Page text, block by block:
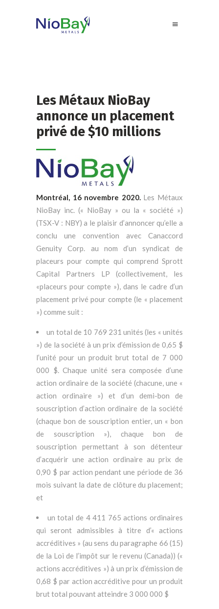
Les Métaux NioBay
annonce un placement
privé de $10 millions
Montréal, 16 novembre 2020.Les Métaux
NioBay inc. (« NioBay » ou la « société »)
(TSX-V : NBY) a le plaisir d’annoncer qu’elle a
conclu une convention avec Canaccord
Genuity Corp. au nom d’un syndicat de
placeurs pour compte qui comprend Sprott
Capital Partners LP (collectivement, les
«placeurs pour compte »), dans le cadre d’un
placement privé pour compte (le « placement
») comme suit :
un total de 10 769 231 unités (les « unités
») de la société à un prix d’émission de 0,65 $
l’unité pour un produit brut total de 7 000
000 $. Chaque unité sera composée d’une
action ordinaire de la société (chacune, une «
action ordinaire ») et d’un demi-bon de
souscription d’action ordinaire de la société
(chaque bon de souscription entier, un « bon
de souscription »), chaque bon de
souscription permettant à son détenteur
d’acquérir une action ordinaire au prix de
0,90 $ par action pendant une période de 36
mois suivant la date de clôture du placement;
et
un total de 4 411 765 actions ordinaires
qui seront admissibles à titre d’« actions
accréditives » (au sens du paragraphe 66 (15)
de la Loi de l’impôt sur le revenu (Canada)) («
actions accréditives ») à un prix d’émission de
0,68 $ par action accréditive pour un produit
brut total pouvant atteindre 3 000 000 $